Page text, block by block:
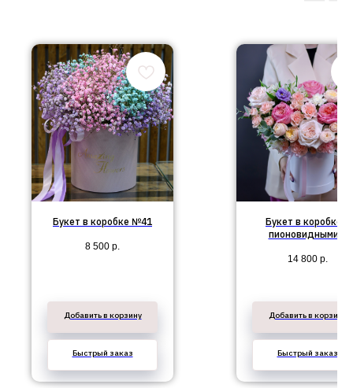
Букет в коробке №41
8 500 р.
Добавить в корзину
Быстрый заказ
Букет в коробке с
пионовидными и
эустомой №123
14 800 р.
Добавить в корзину
Быстрый заказ